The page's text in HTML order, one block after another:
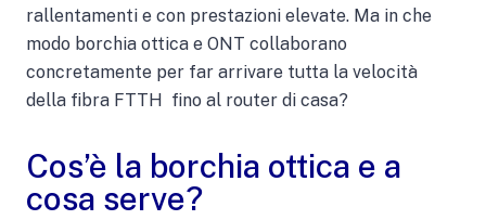
rallentamenti e con prestazioni elevate. Ma in che
modo borchia ottica e ONT collaborano
concretamente per far arrivare tutta la velocità
della fibra FTTH fino al router di casa?
Cos’è la borchia ottica e a
cosa serve?